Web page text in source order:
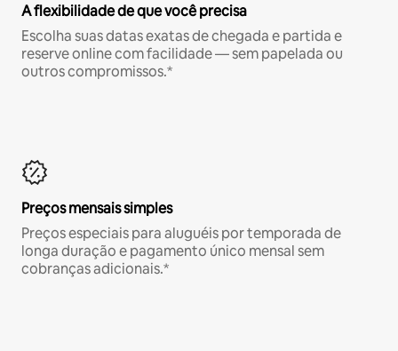
A flexibilidade de que você precisa
Escolha suas datas exatas de chegada e partida e
reserve online com facilidade — sem papelada ou
outros compromissos.*
Preços mensais simples
Preços especiais para aluguéis por temporada de
longa duração e pagamento único mensal sem
cobranças adicionais.*